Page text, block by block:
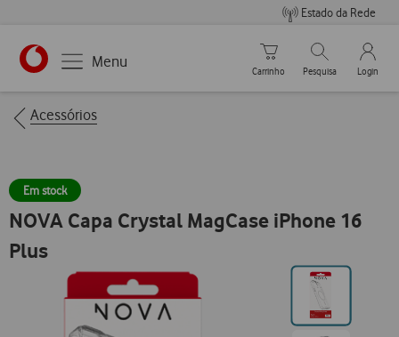
Estado da Rede
https://www.vodafone.pt
Menu
Carrinho de compras
Carrinho
Pesquisar
Pesquisa
My
Login
Breadcrumbs
Acessórios
Em stock
NOVA Capa Crystal MagCase iPhone 16
Plus
Ir
para